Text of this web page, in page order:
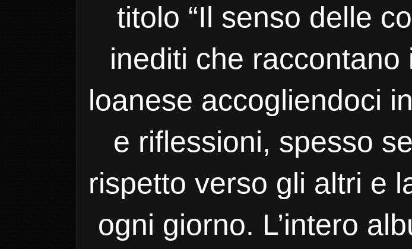
titolo “Il senso delle
inediti che raccontano
loanese accogliendoci
e riflessioni, spesso
rispetto verso gli altri e
ogni giorno. L’intero